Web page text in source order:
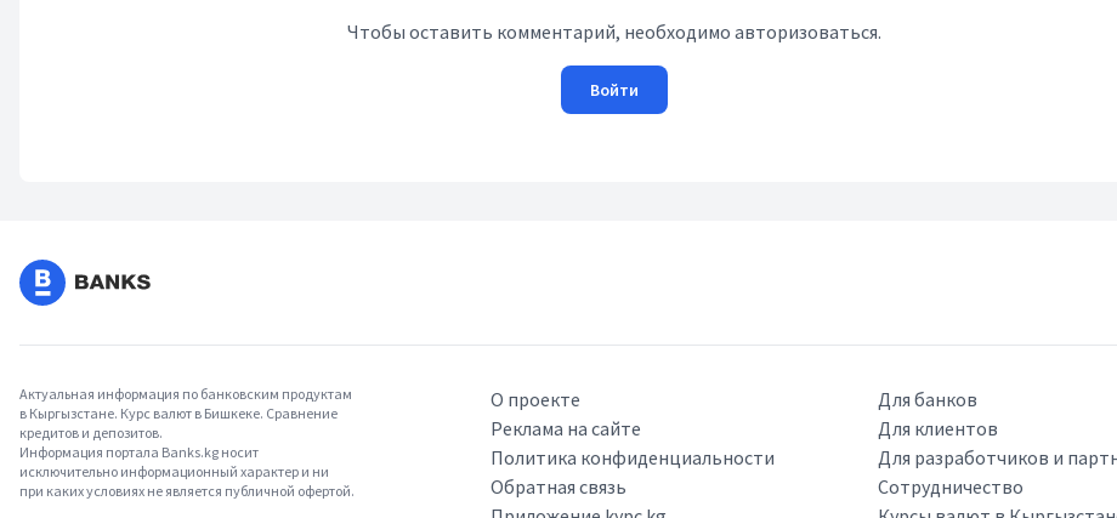
Чтобы оставить комментарий, необходимо авторизоваться.
Войти
Актуальная информация по банковским продуктам
в Кыргызстане. Курс валют в Бишкеке. Сравнение
кредитов и депозитов.
Информация портала Banks.kg носит
исключительно информационный характер и ни
при каких условиях не является публичной офертой.
О проекте
Реклама на сайте
Политика конфиденциальности
Обратная связь
Для банков
Для клиентов
Для разработчиков и
Сотрудничество